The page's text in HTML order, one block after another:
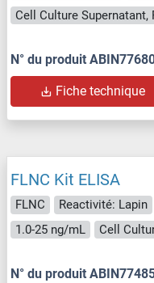
N° du produit
Fiche technique
FLNC Kit ELISA
FLNC Reactivité: Lapin
1.0-25 ng/mL
N° du produit